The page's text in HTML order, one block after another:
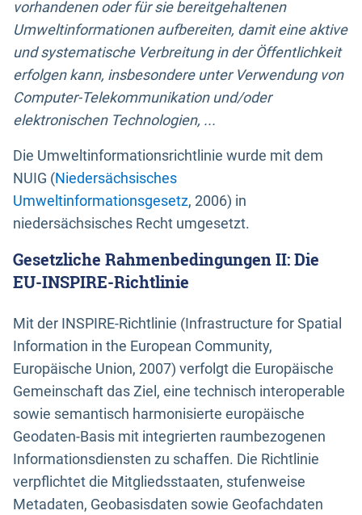
vorhandenen oder für sie bereitgehaltenen
Umweltinformationen aufbereiten, damit eine aktive
und systematische Verbreitung in der Öffentlichkeit
erfolgen kann, insbesondere unter Verwendung von
Computer-Telekommunikation und/oder
elektronischen Technologien, ...
Die Umweltinformationsrichtlinie wurde mit dem
NUIG (Niedersächsisches
Umweltinformationsgesetz, 2006) in
niedersächsisches Recht umgesetzt.
Gesetzliche Rahmenbedingungen II: Die
EU-INSPIRE-Richtlinie
Mit der INSPIRE-Richtlinie (Infrastructure for Spatial
Information in the European Community,
Europäische Union, 2007) verfolgt die Europäische
Gemeinschaft das Ziel, eine technisch interoperable
sowie semantisch harmonisierte europäische
Geodaten-Basis mit integrierten raumbezogenen
Informationsdiensten zu schaffen. Die Richtlinie
verpflichtet die Mitgliedsstaaten, stufenweise
Metadaten, Geobasisdaten sowie Geofachdaten